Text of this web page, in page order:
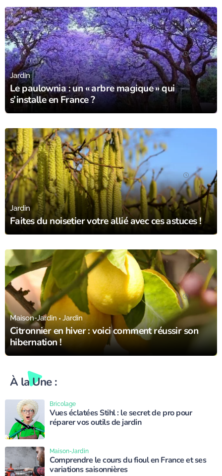
Le paulownia : un « arbre magique » qui
s’installe en France ?
Jardin
23/05/24
Faites du noisetier votre allié avec ces astuces !
Jardin
18/10/23
Citronnier en hiver : voici comment réussir son
hibernation !
Maison-Jardin Jardin
03/10/23
À la Une :
Vues éclatées Stihl : le secret de pro pour
réparer vos outils de jardin
Bricolage
Comprendre le cours du fioul en France et ses
variations saisonnières
Maison-Jardin